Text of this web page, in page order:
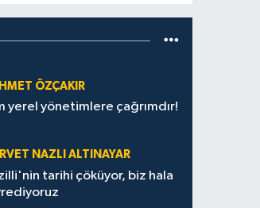
ÖZÇAKIR
yerel yönetimlere çağrımdır!
NAZLI ALTINAYAR
tarihi çöküyor, biz hala